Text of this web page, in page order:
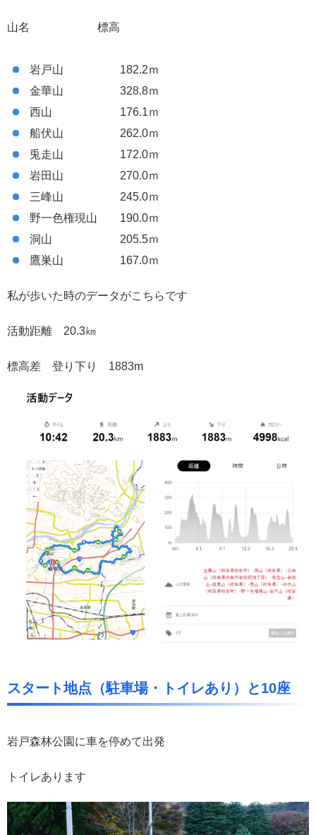
山名 標高
岩戸山 182.2ｍ
金華山 328.8ｍ
西山 176.1ｍ
船伏山 262.0ｍ
兎走山 172.0ｍ
岩田山 270.0ｍ
三峰山 245.0ｍ
野一色権現山 190.0ｍ
洞山 205.5ｍ
鷹巣山 167.0ｍ
私が歩いた時のデータがこちらです
活動距離 20.3㎞
標高差 登り下り 1883m
スタート地点（駐車場・トイレあり）と10座
岩戸森林公園に車を停めて出発
トイレあります